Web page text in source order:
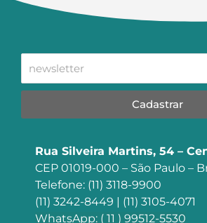
Cadastrar
Rua Silveira Martins, 54 –
CEP 01019-000 – São Paulo –
Telefone: (11) 3118-9900
(11) 3242-8449 | (11) 3105-4071
WhatsApp: ( 11 ) 99512-5530